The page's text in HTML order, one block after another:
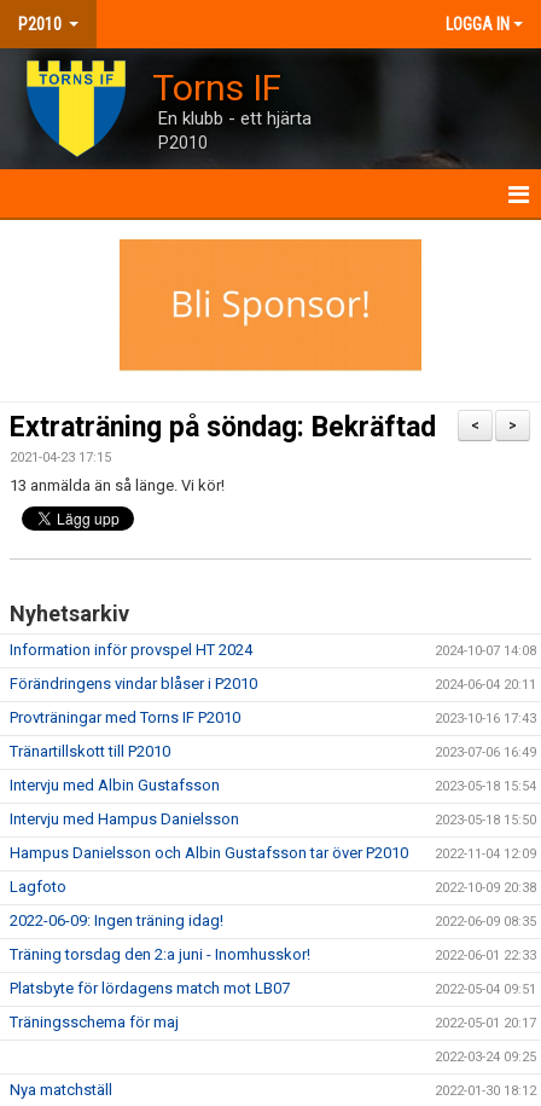
P2010 LOGGA IN
Torns IF
En klubb - ett hjärta
P2010
TRUPPEN
BILDGALLERI
DOKUMENT
KONTAKT
>
<
Extraträning på söndag: Bekräftad
2021-04-23 17:15
13 anmälda än så länge. Vi kör!
Nyhetsarkiv
Information inför provspel HT 2024 2024-10-07 14:08
Förändringens vindar blåser i P2010 2024-06-04 20:11
Provträningar med Torns IF P2010 2023-10-16 17:43
Tränartillskott till P2010 2023-07-06 16:49
Intervju med Albin Gustafsson 2023-05-18 15:54
Intervju med Hampus Danielsson 2023-05-18 15:50
Hampus Danielsson och Albin Gustafsson tar över P2010 2022-11-04 12:09
Lagfoto 2022-10-09 20:38
2022-06-09: Ingen träning idag! 2022-06-09 08:35
Träning torsdag den 2:a juni - Inomhusskor! 2022-06-01 22:33
Platsbyte för lördagens match mot LB07 2022-05-04 09:51
Träningsschema för maj 2022-05-01 20:17
2022-03-24 09:25
Nya matchställ 2022-01-30 18:12